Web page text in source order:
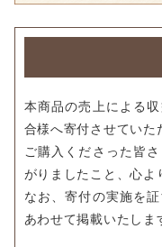
本商品の売上による
合様へ寄付させていた
ご購入くださった皆
がりましたこと、心よ
なお、寄付の実施を
あわせて掲載いたしま